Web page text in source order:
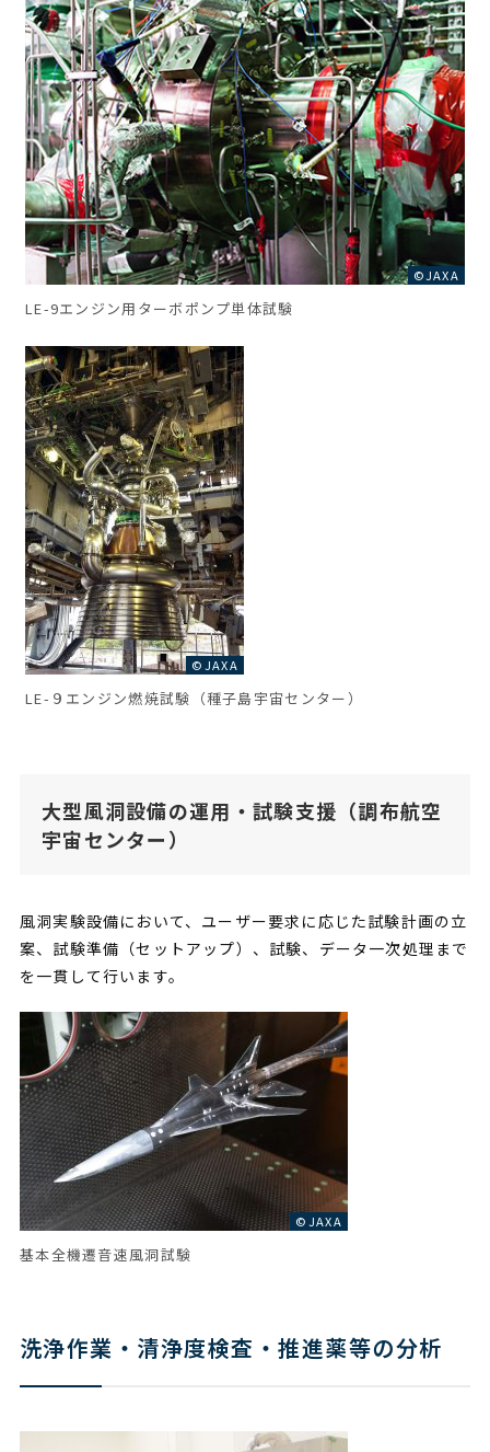
©JAXA
LE-9エンジン用ターボポンプ単体試験
©JAXA
LE-９エンジン燃焼試験（種子島宇宙センター）
大型風洞設備の運用・試験支援（調布航空
宇宙センター）
風洞実験設備において、ユーザー要求に応じた試験計画の立
案、試験準備（セットアップ）、試験、データ一次処理まで
を一貫して行います。
©JAXA
基本全機遷音速風洞試験
洗浄作業・清浄度検査・推進薬等の分析